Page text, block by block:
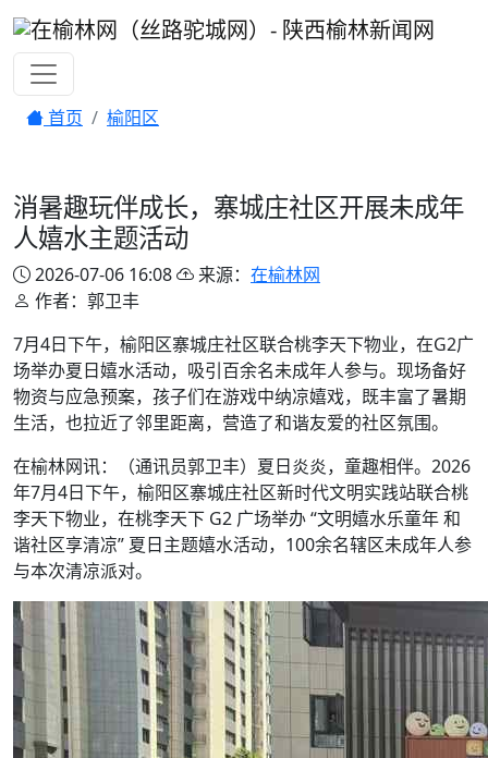
首页 榆阳区
消暑趣玩伴成长，寨城庄社区开展未成年
人嬉水主题活动
2026-07-06 16:08 来源： 在榆林网
作者：郭卫丰
7月4日下午，榆阳区寨城庄社区联合桃李天下物业，在G2广
场举办夏日嬉水活动，吸引百余名未成年人参与。现场备好
物资与应急预案，孩子们在游戏中纳凉嬉戏，既丰富了暑期
生活，也拉近了邻里距离，营造了和谐友爱的社区氛围。
在榆林网讯：（通讯员郭卫丰）夏日炎炎，童趣相伴。2026
年7月4日下午，榆阳区寨城庄社区新时代文明实践站联合桃
李天下物业，在桃李天下 G2 广场举办 “文明嬉水乐童年 和
谐社区享清凉” 夏日主题嬉水活动，100余名辖区未成年人参
与本次清凉派对。